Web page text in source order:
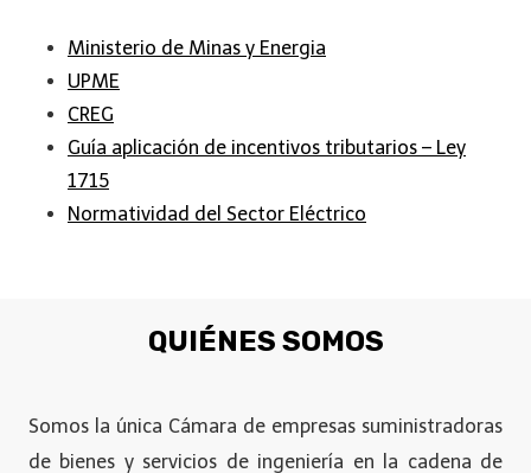
Ministerio de Minas y Energia
UPME
CREG
Guía aplicación de incentivos tributarios – Ley
1715
Normatividad del Sector Eléctrico
QUIÉNES SOMOS
Somos la única Cámara de empresas suministradoras
de bienes y servicios de ingeniería en la cadena de